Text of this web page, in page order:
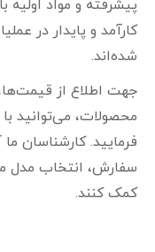
پیشرفته و مواد
کارآمد و پایدار در
شده‌اند.
جهت اطلاع از
محصولات، می‌توانید
فرمایید. کارشناسان ما
سفارش، انتخاب مدل
کمک کنند.